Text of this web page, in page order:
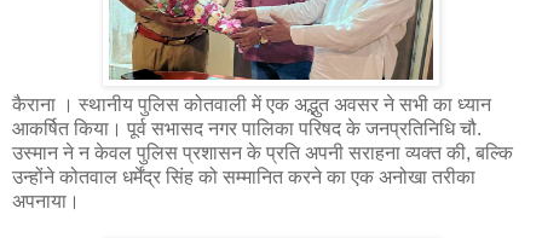
कैराना । स्थानीय पुलिस कोतवाली में एक अद्भुत अवसर ने सभी का ध्यान
आकर्षित किया। पूर्व सभासद नगर पालिका परिषद के जनप्रतिनिधि चौ.
उस्मान ने न केवल पुलिस प्रशासन के प्रति अपनी सराहना व्यक्त की, बल्कि
उन्होंने कोतवाल धर्मेंद्र सिंह को सम्मानित करने का एक अनोखा तरीका
अपनाया।